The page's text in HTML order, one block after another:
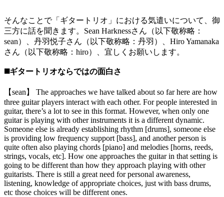
そんなことで「ギタートリオ」における気遣いについて、御
三方に話を聞きます。Sean Harknessさん（以下敬称略：
sean）、丹羽悦子さん（以下敬称略：丹羽）、Hiro Yamanaka
さん（以下敬称略：hiro）、宜しくお願いします。
◼️ギタートリオならではの面白さ
【sean】 The approaches we have talked about so far here are how
three guitar players interact with each other. For people interested in
guitar, there’s a lot to see in this format. However, when only one
guitar is playing with other instruments it is a different dynamic.
Someone else is already establishing rhythm [drums], someone else
is providing low frequency support [bass], and another person is
quite often also playing chords [piano] and melodies [horns, reeds,
strings, vocals, etc]. How one approaches the guitar in that setting is
going to be different than how they approach playing with other
guitarists. There is still a great need for personal awareness,
listening, knowledge of appropriate choices, just with bass drums,
etc those choices will be different ones.